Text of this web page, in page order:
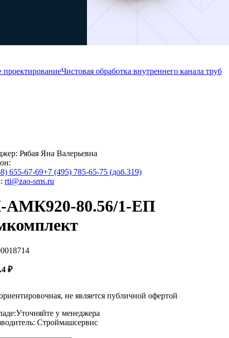
Чистовая обработка внутреннего канала труб
Рябая Яна Валерьевна
655-67-69+7 (495) 785-65-75 (доб.319)
rti@zao-sms.ru
АМК920-80.56/1-ЕП
.4 ₽
не является публичной офертой
Уточняйте у менеджера
Строймашсервис